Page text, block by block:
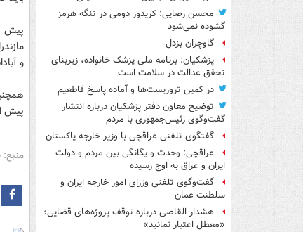
محسن رضایی: کریدور دومی در تنگه هرمز
گشوده نمی‌شود
گاوچران بزدل
پزشکیان: برنامه ملی پزشک خانواده، زیربنای
تحقق عدالت در سلامت است
در کمین تروریست‌ها و آماده پاسخ قاطعیم
توضیح معاون دفتر پزشکیان درباره انتشار
گفت‌وگوی رئیس‌جمهوری با مردم
گفتگوی تلفنی عراقچی با وزیر خارجه پاکستان
عراقچی: وحدت و یگانگی بین مردم و دولت
ایران و عراق به اوج رسیده
گفت‌وگوی تلفنی وزرای امور خارجه ایران و
سلطنت عمان
هشدار القاصی درباره توقف پروژه‌های قضایی؛
«معطل اعتبار نمانید»
پیش
و
پیش